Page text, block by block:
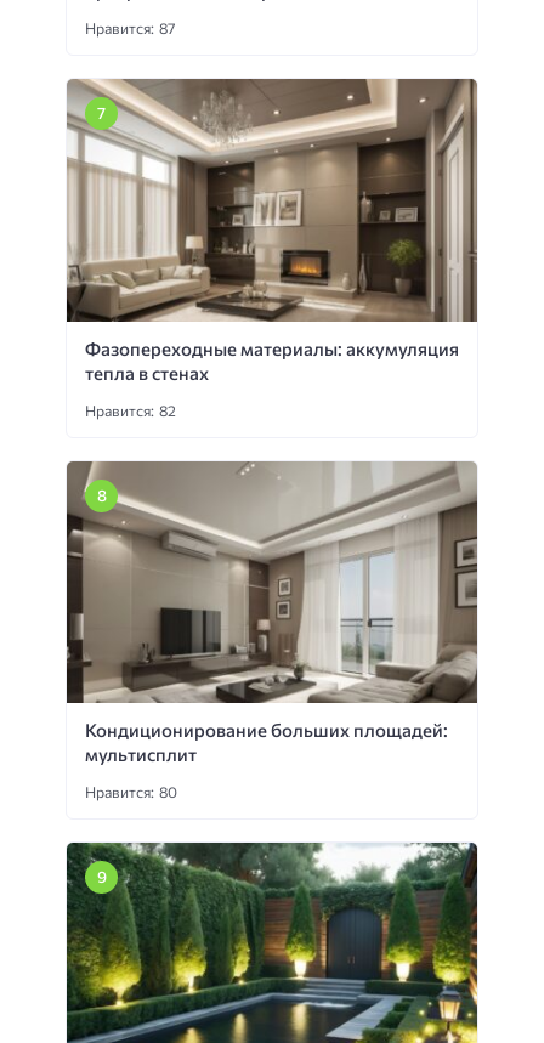
Нравится: 87
Фазопереходные материалы: аккумуляция
тепла в стенах
Нравится: 82
Кондиционирование больших площадей:
мультисплит
Нравится: 80